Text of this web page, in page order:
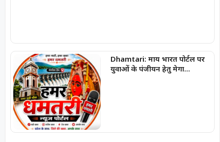
Dhamtari: माय भारत पोर्टल पर
युवाओं के पंजीयन हेतु मेगा